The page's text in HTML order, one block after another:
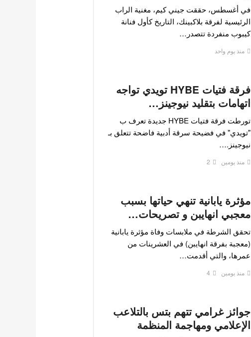
في أغسطس، حققت جيني كيم، مغنية الراب
الرئيسية لفرقة بلاكبينك، التاريخ كأول فنانة
كيبوب منفردة تتصدر…
منذ يوم واحد
فرقة فتيات HYBE تويدي تواجه
اتهامات بتقليد نيوجينز…
تورطت فرقة فتيات HYBE جديدة تعرف ب
"تويدي" في فضيحة سرقة أدبية فاضحة تتعلق بـ
نيوجينز.…
منذ يومين 2
مؤثرة يابانية تنهي حياتها بسبب
معجبي انهايبن و تصريحات…
تحقق الشرطة في ملابسات وفاة مؤثرة يابانية
(معجبة بفرقة انهايبن) في العشرينات من
عمرها، والتي أقدمت…
منذ يومين 4
جوائز غرامي تتهم بتس بالتلاعب
الإعلامي ومهاجمة المنظمة